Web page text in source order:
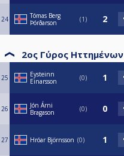
24
Tómas Berg
Þórðarson
1
2ος Γύρος Ηττημένων
25
Eysteinn
Einarsson
0
26
Jón Árni
Bragason
0
27 Hróar Björnsson 0